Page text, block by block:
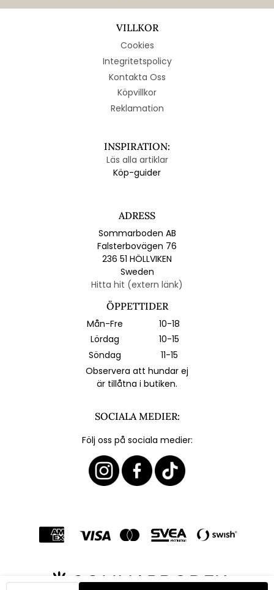
VILLKOR
Cookies
Integritetspolicy
Kontakta Oss
Köpvillkor
Reklamation
INSPIRATION:
Läs alla artiklar
Köp-guider
ADRESS
Sommarboden AB
Falsterbovägen 76
236 51 HÖLLVIKEN
Sweden
Hitta hit (extern länk)
ÖPPETTIDER
Mån-Fre
10-18
Lördag
10-15
Söndag
11-15
Observera att hundar ej
är tillåtna i butiken.
SOCIALA MEDIER:
Följ oss på sociala medier: